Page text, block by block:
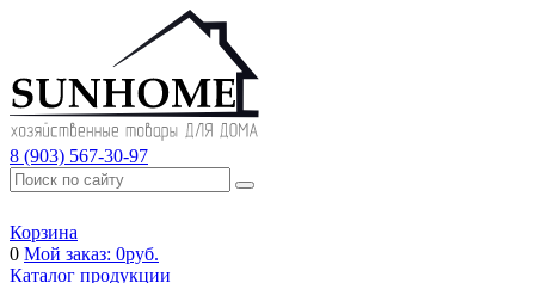
8 (903) 567-30-97
Корзина
0 Мой заказ: 0руб.
Каталог продукции